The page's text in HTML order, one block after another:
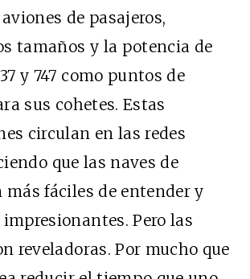
de pasajeros,
tamaños y la potencia de
y 747 como puntos de
sus cohetes. Estas
circulan en lasredes
que las naves de
más fáciles de entender y
Pero las
reveladoras. Por mucho que